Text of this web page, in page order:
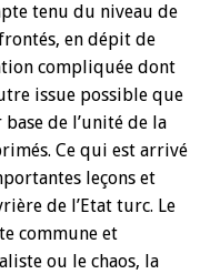
tenu du niveau de
en dépit de
compliquée dont
issue possible que
de l’unité de la
Ce qui est arrivé
leçons et
de l’Etat turc. Le
commune et
ou le chaos, la